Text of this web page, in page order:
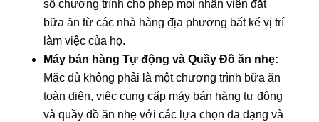
số chương trình cho phép mọi nhân viên đặt
bữa ăn từ các nhà hàng địa phương bất kể vị trí
làm việc của họ.
Máy bán hàng Tự động và Quầy Đồ ăn nhẹ:
Mặc dù không phải là một chương trình bữa ăn
toàn diện, việc cung cấp máy bán hàng tự động
và quầy đồ ăn nhẹ với các lựa chọn đa dạng và